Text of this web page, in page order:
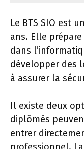
Le BTS SIO est
ans. Elle
dans
développer des
à assurer la
Il existe deux
diplômés
entrer